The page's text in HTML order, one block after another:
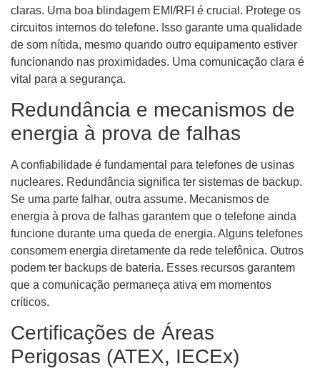
claras. Uma boa blindagem EMI/RFI é crucial. Protege os
circuitos internos do telefone. Isso garante uma qualidade
de som nítida, mesmo quando outro equipamento estiver
funcionando nas proximidades. Uma comunicação clara é
vital para a segurança.
Redundância e mecanismos de
energia à prova de falhas
A confiabilidade é fundamental para telefones de usinas
nucleares. Redundância significa ter sistemas de backup.
Se uma parte falhar, outra assume. Mecanismos de
energia à prova de falhas garantem que o telefone ainda
funcione durante uma queda de energia. Alguns telefones
consomem energia diretamente da rede telefônica. Outros
podem ter backups de bateria. Esses recursos garantem
que a comunicação permaneça ativa em momentos
críticos.
Certificações de Áreas
Perigosas (ATEX, IECEx)